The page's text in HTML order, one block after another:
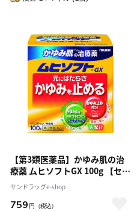
【第3類医薬品】かゆみ肌の治
療薬 ムヒソフトGX 100g 【セル
フメディケーション税制対象】
サンドラッグe-shop
759 円 （税込）